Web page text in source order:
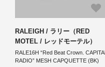
RALEIGH / ラリー（RED
MOTEL / レッドモーテル）
RALE16H “Red Beat Crown. CAPITAL
RADIO” MESH CAPQUETTE (BK)